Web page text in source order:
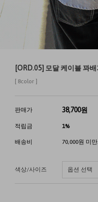
[ORD.05] 모달 케이블 꽈
[ 8color ]
판매가 38,700원
적립금 1%
배송비 70,000원 미
색상/사이즈